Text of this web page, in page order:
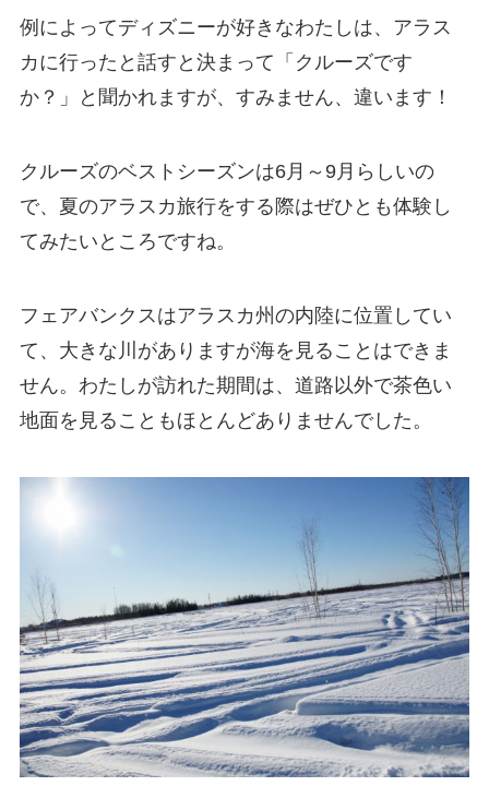
例によってディズニーが好きなわたしは、アラス
カに行ったと話すと決まって「クルーズです
か？」と聞かれますが、すみません、違います！
クルーズのベストシーズンは6月～9月らしいの
で、夏のアラスカ旅行をする際はぜひとも体験し
てみたいところですね。
フェアバンクスはアラスカ州の内陸に位置してい
て、大きな川がありますが海を見ることはできま
せん。わたしが訪れた期間は、道路以外で茶色い
地面を見ることもほとんどありませんでした。